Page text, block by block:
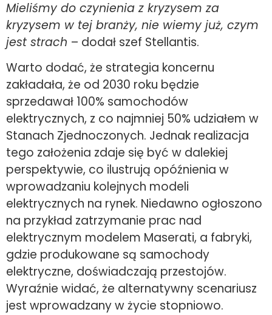
Mieliśmy do czynienia z kryzysem za
kryzysem w tej branży, nie wiemy już, czym
jest strach – dodał szef Stellantis.
Warto dodać, że strategia koncernu
zakładała, że od 2030 roku będzie
sprzedawał 100% samochodów
elektrycznych, z co najmniej 50% udziałem w
Stanach Zjednoczonych. Jednak realizacja
tego założenia zdaje się być w dalekiej
perspektywie, co ilustrują opóźnienia w
wprowadzaniu kolejnych modeli
elektrycznych na rynek. Niedawno ogłoszono
na przykład zatrzymanie prac nad
elektrycznym modelem Maserati, a fabryki,
gdzie produkowane są samochody
elektryczne, doświadczają przestojów.
Wyraźnie widać, że alternatywny scenariusz
jest wprowadzany w życie stopniowo.